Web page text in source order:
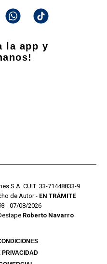
la app y
S.A. CUIT: 33-71448833-9
de Autor - EN TRÁMITE
- 07/08/2026
Roberto Navarro
PRIVACIDAD